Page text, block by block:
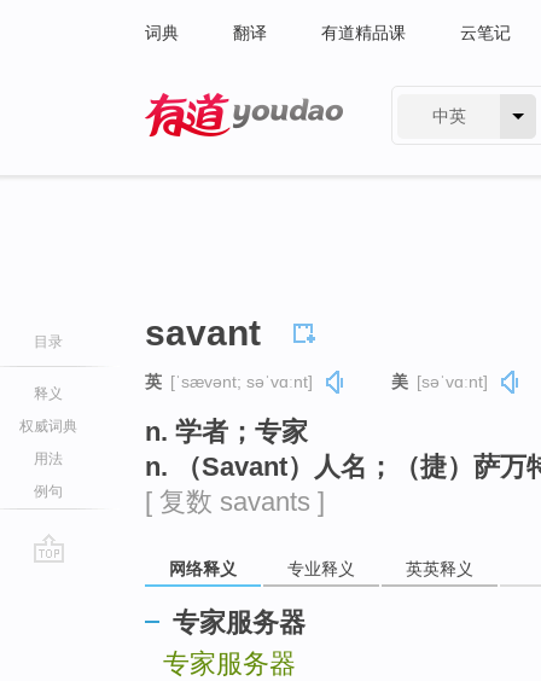
词典 翻译 有道精品课 云笔记
中英
目录
释义
权威词典
用法
例句
savant
英 [ˈsævənt; səˈvɑːnt] 美 [səˈvɑːnt]
n. 学者；专家
n. （Savant）人名；（捷）萨万
[ 复数 savants ]
网络释义 专业释义 英英释义
专家服务器
专家服务器